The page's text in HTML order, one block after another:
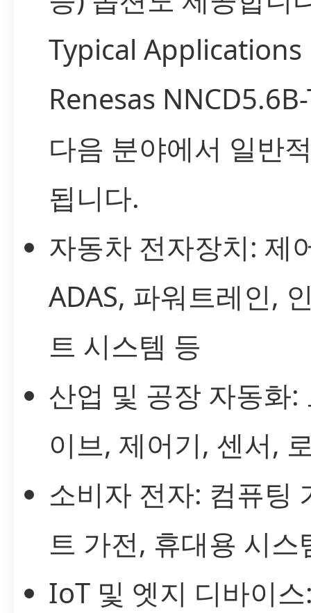
Typical Applications
Renesas
다음 분야에서 일반
됩니다.
자동차 전자장치: 제
ADAS, 파워트레인,
트 시스템 등
산업 및 공장 자동화:
이브, 제어기, 센서,
소비자 전자: 컴퓨팅
트 가전, 휴대용 시스
IoT 및 엣지 디바이